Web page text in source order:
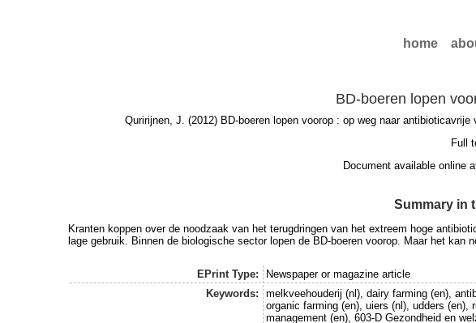
home
BD-boeren lopen
Quririjnen, J. (2012) BD-boeren lopen voorop : op weg naar
Full
Document available online
Summary in
Kranten koppen over de noodzaak van het terugdringen van het extreem hoge
lage gebruik. Binnen de biologische sector lopen de BD-boeren voorop. Maar het kan
EPrint Type:
Newspaper or magazine article
Keywords:
melkveehouderij (nl), dairy farming (en),
organic farming (en), uiers (nl), udders
management (en), 603-D Gezondheid en